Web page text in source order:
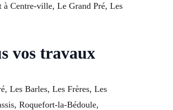
à Centre-ville, Le Grand Pré, Les
vos travaux
Les Barles, Les Frères, Les
Roquefort-la-Bédoule,